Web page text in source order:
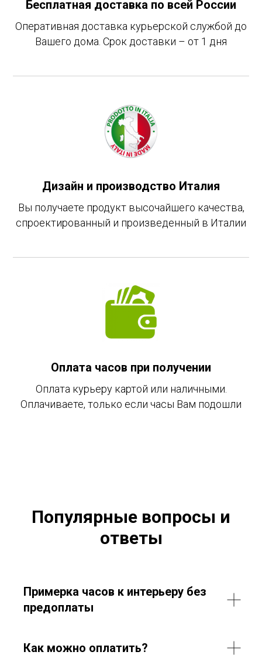
Бесплатная доставка по всей России
Оперативная доставка курьерской службой до
Вашего дома. Срок доставки – от 1 дня
Дизайн и производство Италия
Вы получаете продукт высочайшего качества,
спроектированный и произведенный в Италии
Оплата часов при получении
Оплата курьеру картой или наличными.
Оплачиваете, только если часы Вам подошли
Популярные вопросы и
ответы
Примерка часов к интерьеру без
предоплаты
Как можно оплатить?